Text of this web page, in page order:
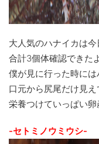
大人気のハナイカは
合計3個体確認できた
僕が見に行った時には
口元から尻尾だけ見え
栄養つけていっぱい
-セトミノウミウシ-